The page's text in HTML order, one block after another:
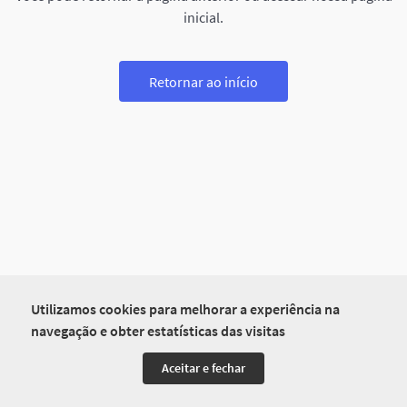
Utilizamos cookies para melhorar a experiência na
navegação e obter estatísticas das visitas
Aceitar e fechar
inicial.
Retornar ao início